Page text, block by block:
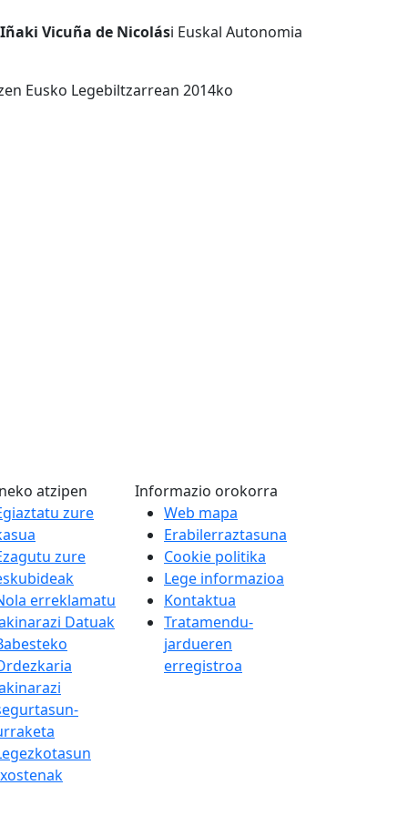
Iñaki Vicuña de Nicolási Euskal Autonomia
Eusko Legebiltzarrean 2014ko
atzipen
zure
zure
erreklamatu
Datuak
Informazio orokorra
Web mapa
Erabilerraztasuna
Cookie politika
Lege informazioa
Kontaktua
Tratamendu-
jardueren
erregistroa